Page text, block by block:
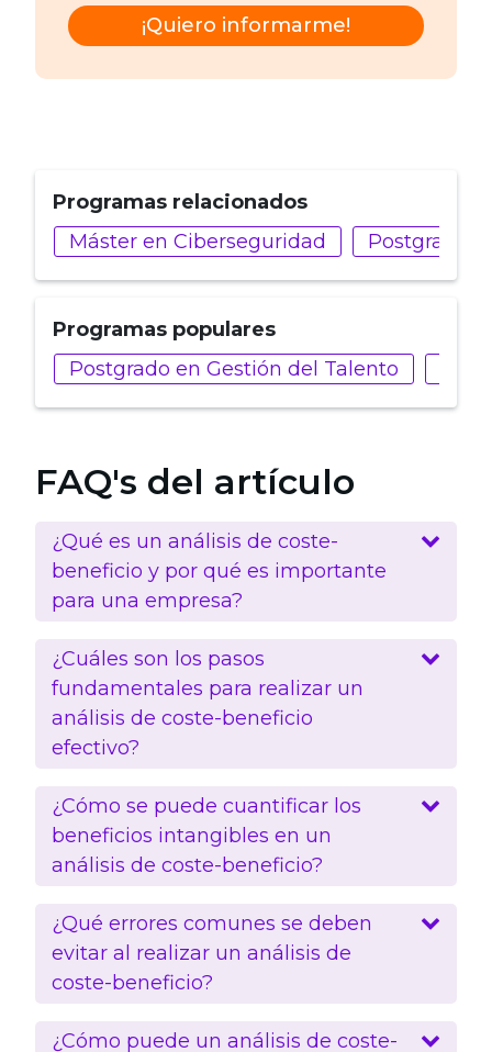
¡Quiero informarme!
Programas relacionados
Máster en Ciberseguridad
Postgrado
Programas populares
Postgrado en Gestión del Talento
FAQ's del artículo
¿Qué es un análisis de coste-
beneficio y por qué es importante
para una empresa?
¿Cuáles son los pasos
fundamentales para realizar un
análisis de coste-beneficio
efectivo?
¿Cómo se puede cuantificar los
beneficios intangibles en un
análisis de coste-beneficio?
¿Qué errores comunes se deben
evitar al realizar un análisis de
coste-beneficio?
¿Cómo puede un análisis de coste-